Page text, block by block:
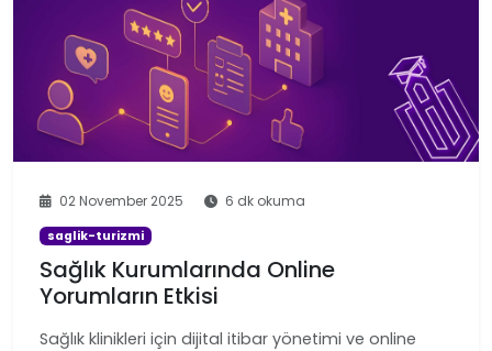
02 November 2025 6 dk okuma
saglik-turizmi
Sağlık Kurumlarında Online
Yorumların Etkisi
Sağlık klinikleri için dijital itibar yönetimi ve online